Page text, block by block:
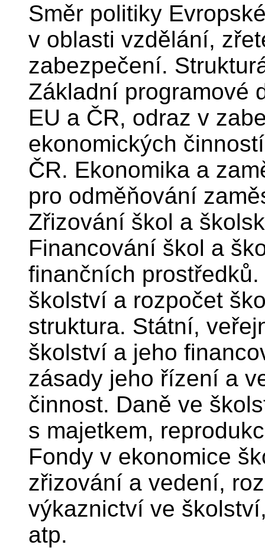
Směr politiky
v oblasti vzdělání,
zabezpečení.
Základní programové
EU a ČR, odraz v
ekonomických
ČR. Ekonomika a
pro odměňování
Zřizování škol a
Financování škol a
finančních
školství a rozpočet
struktura. Státní,
školství a jeho
zásady jeho řízení a
činnost. Daně ve
s majetkem,
Fondy v ekonomice
zřizování a vedení,
výkaznictví ve
atp.